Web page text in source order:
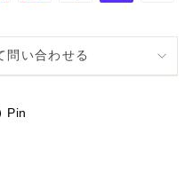
問い合わせる
Pin